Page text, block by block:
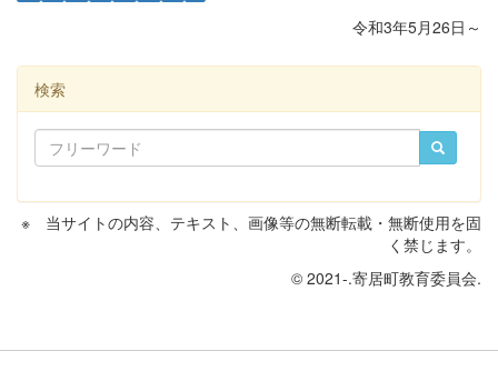
令和3年5月26日～
検索
※ 当サイトの内容、テキスト、画像等の無断転載・無断使用を固
く禁じます。
© 2021-.寄居町教育委員会.